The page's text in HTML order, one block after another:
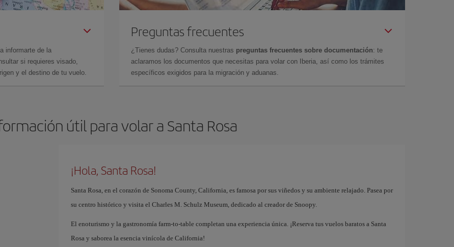
informarte de la
si requieres visado,
y el destino de tu vuelo.
Preguntas frecuentes
¿Tienes dudas? Consulta nuestras preguntas frecuentes sobre documentación: te
aclaramos los documentos que necesitas para volar con Iberia, así como los trámites
específicos exigidos para la migración y aduanas.
útil para volar a Santa Rosa
¡Hola, Santa Rosa!
Santa Rosa, en el corazón de Sonoma County, California, es famosa por sus viñedos y su ambiente relajado. Pasea por
su centro histórico y visita el Charles M. Schulz Museum, dedicado al creador de Snoopy.
El enoturismo y la gastronomía farm-to-table completan una experiencia única. ¡Reserva tus vuelos baratos a Santa
Rosa y saborea la esencia vinícola de California!